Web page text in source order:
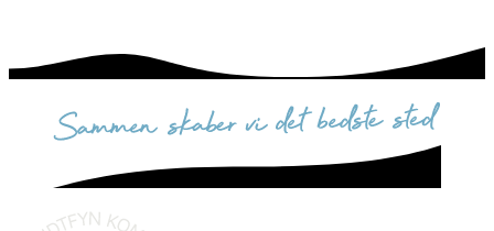
sammen skaber vi det bedste sted